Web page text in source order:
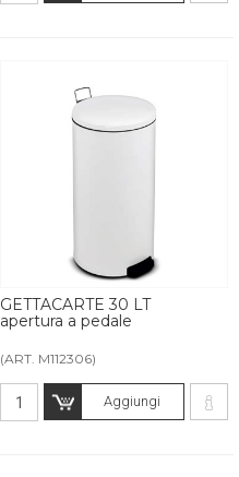
GETTACARTE 30 LT
apertura a pedale
(ART. M112306)
Aggiungi